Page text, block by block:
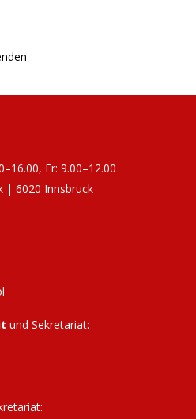
Fr: 9.00–12.00
| 6020 Innsbruck
und Sekretariat: